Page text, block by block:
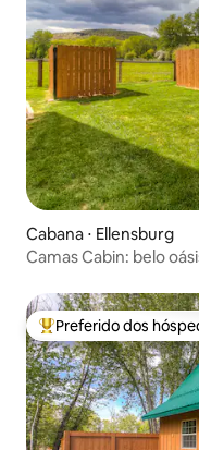
Cabana ⋅ Ellensburg
Camas Cabin: belo
Entre os melhores
Preferido dos